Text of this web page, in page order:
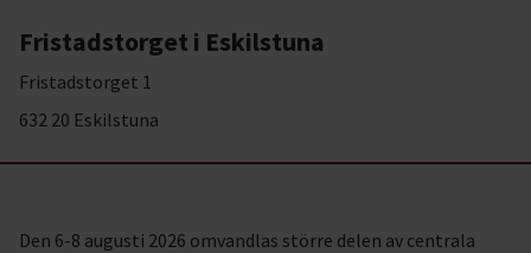
Fristadstorget i Eskilstuna
Fristadstorget 1
632 20 Eskilstuna
Den 6-8 augusti 2026 omvandlas större delen av centrala